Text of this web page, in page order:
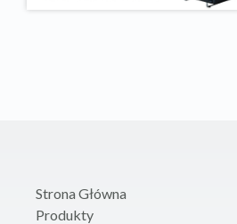
Strona Główna
Produkty